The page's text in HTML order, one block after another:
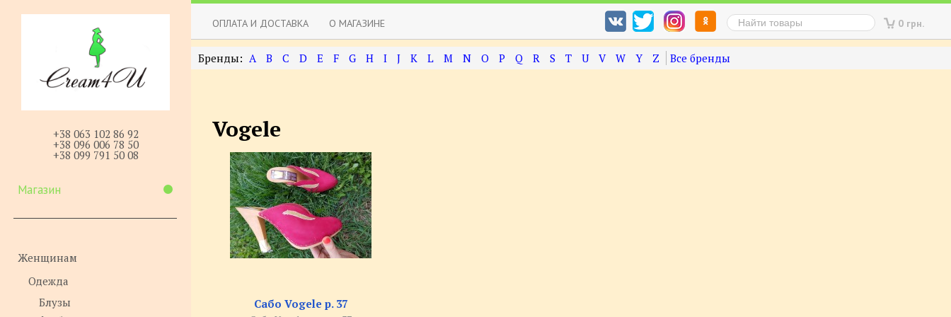
+38 063 102 86 92
+38 096 006 78 50
+38 099 791 50 08
Магазин
Женщинам
Одежда
Блузы
0 грн.
ОПЛАТА И ДОСТАВКА О МАГАЗИНЕ
A B C D E F G H I J K L M N O P Q R S T U V W Y Z
Vogele
Сабо Vogele р. 37